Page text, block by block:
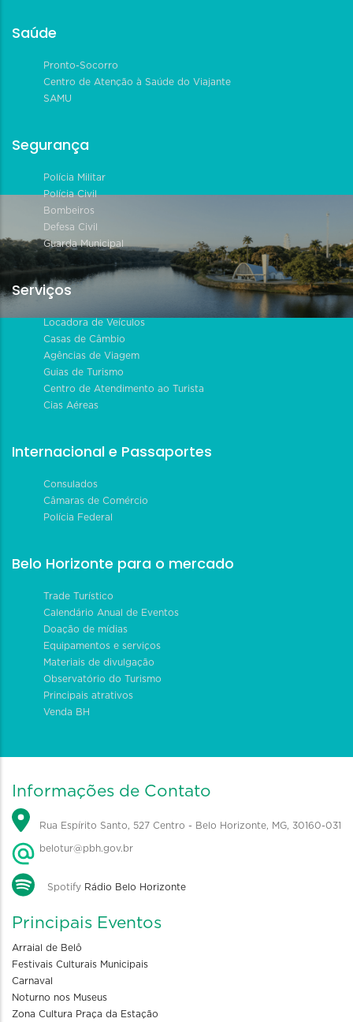
Saúde
Pronto-Socorro
Centro de Atenção à Saúde do Viajante
SAMU
Segurança
Polícia Militar
Polícia Civil
Bombeiros
Defesa Civil
Guarda Municipal
Serviços
Locadora de Veículos
Casas de Câmbio
Agências de Viagem
Guias de Turismo
Centro de Atendimento ao Turista
Cias Aéreas
Internacional e Passaportes
Consulados
Câmaras de Comércio
Polícia Federal
Belo Horizonte para o mercado
Trade Turístico
Calendário Anual de Eventos
Doação de mídias
Equipamentos e serviços
Materiais de divulgação
Observatório do Turismo
Principais atrativos
Venda BH
Informações de Contato
Rua Espírito Santo, 527 Centro - Belo Horizonte, MG, 30160-031
belotur@pbh.gov.br
Spotify Rádio Belo Horizonte
Principais Eventos
Arraial de Belô
Festivais Culturais Municipais
Carnaval
Noturno nos Museus
Zona Cultura Praça da Estação